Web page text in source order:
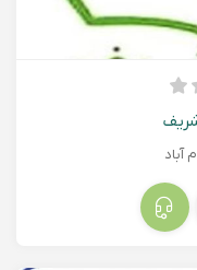
آباد